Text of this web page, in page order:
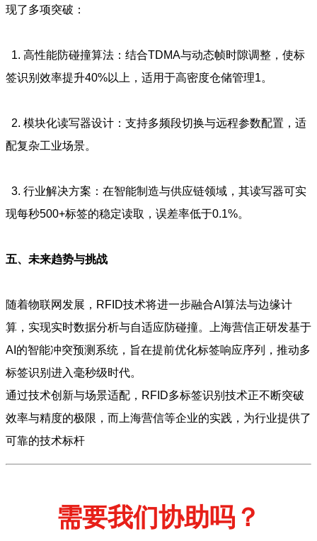
现了多项突破：
1. 高性能防碰撞算法：结合TDMA与动态帧时隙调整，使标
签识别效率提升40%以上，适用于高密度仓储管理1。
2. 模块化读写器设计：支持多频段切换与远程参数配置，适
配复杂工业场景。
3. 行业解决方案：在智能制造与供应链领域，其读写器可实
现每秒500+标签的稳定读取，误差率低于0.1%。
五、未来趋势与挑战
随着物联网发展，RFID技术将进一步融合AI算法与边缘计
算，实现实时数据分析与自适应防碰撞。上海营信正研发基于
AI的智能冲突预测系统，旨在提前优化标签响应序列，推动多
标签识别进入毫秒级时代。
通过技术创新与场景适配，RFID多标签识别技术正不断突破
效率与精度的极限，而上海营信等企业的实践，为行业提供了
可靠的技术标杆
需要我们协助吗？